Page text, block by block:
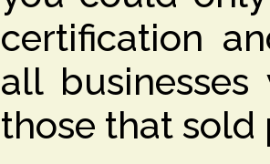
certification
all
those that sold